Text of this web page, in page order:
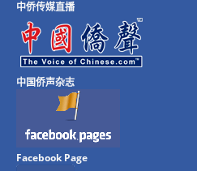
中侨传媒直播
中国侨声杂志
Facebook Page